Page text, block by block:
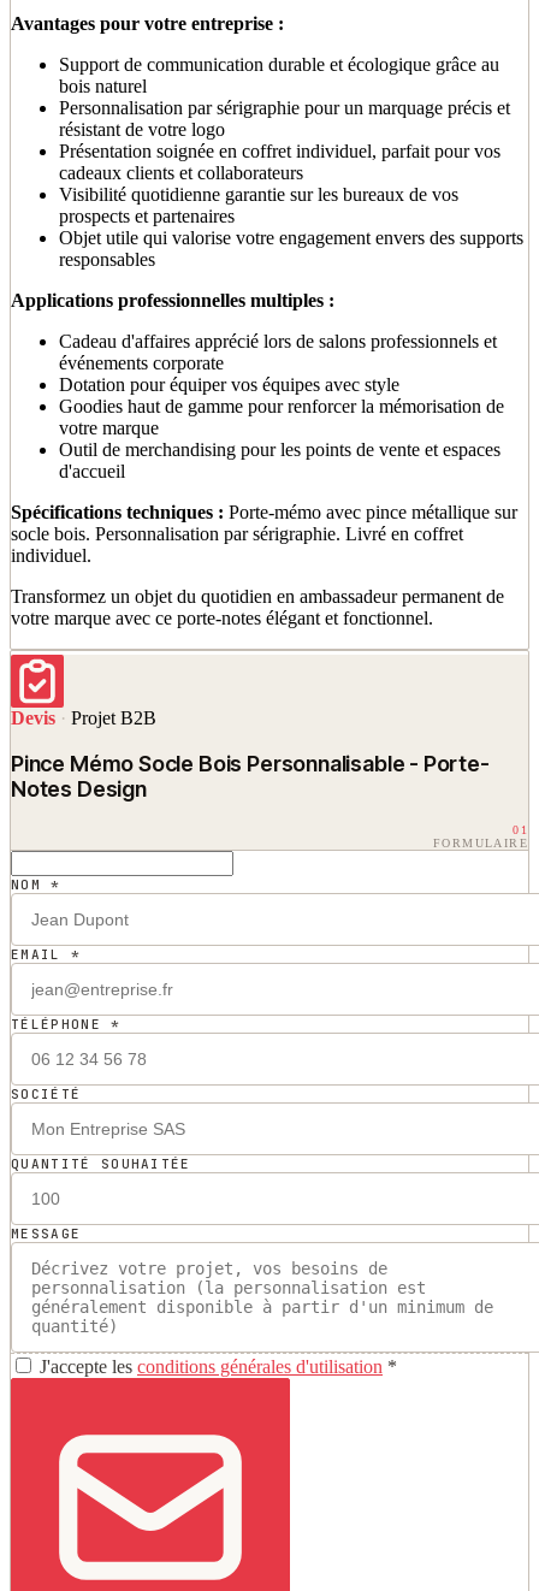
Avantages pour votre entreprise :
Support de communication durable et écologique grâce au
bois naturel
Personnalisation par sérigraphie pour un marquage précis et
résistant de votre logo
Présentation soignée en coffret individuel, parfait pour vos
cadeaux clients et collaborateurs
Visibilité quotidienne garantie sur les bureaux de vos
prospects et partenaires
Objet utile qui valorise votre engagement envers des supports
responsables
Applications professionnelles multiples :
Cadeau d'affaires apprécié lors de salons professionnels et
événements corporate
Dotation pour équiper vos équipes avec style
Goodies haut de gamme pour renforcer la mémorisation de
votre marque
Outil de merchandising pour les points de vente et espaces
d'accueil
Spécifications techniques : Porte-mémo avec pince métallique sur
socle bois. Personnalisation par sérigraphie. Livré en coffret
individuel.
Transformez un objet du quotidien en ambassadeur permanent de
votre marque avec ce porte-notes élégant et fonctionnel.
Devis · Projet B2B
Pince Mémo Socle Bois Personnalisable - Porte-
Notes Design
01
FORMULAIRE
NOM *
EMAIL *
TÉLÉPHONE *
SOCIÉTÉ
QUANTITÉ SOUHAITÉE
MESSAGE
J'accepte les conditions générales d'utilisation *